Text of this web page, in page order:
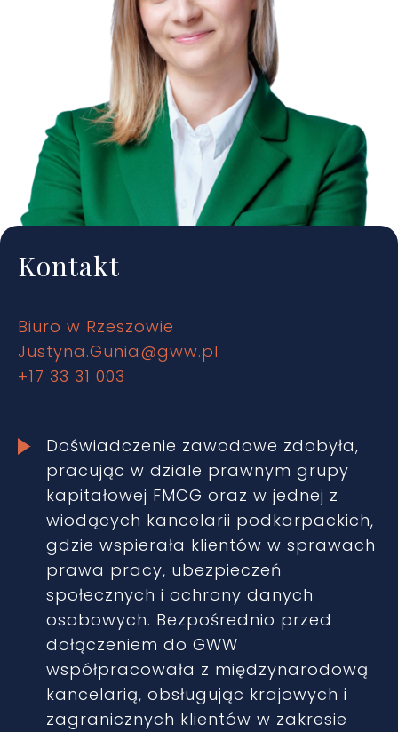
Kontakt
Biuro w Rzeszowie
Justyna.Gunia@gww.pl
+17 33 31 003
Doświadczenie zawodowe zdobyła,
pracując w dziale prawnym grupy
kapitałowej FMCG oraz w jednej z
wiodących kancelarii podkarpackich,
gdzie wspierała klientów w sprawach
prawa pracy, ubezpieczeń
społecznych i ochrony danych
osobowych. Bezpośrednio przed
dołączeniem do GWW
współpracowała z międzynarodową
kancelarią, obsługując krajowych i
zagranicznych klientów w zakresie